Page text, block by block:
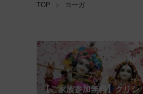
TOP ヨーガ
【ご家族参加無料】ア
【ご家族参加無料】ラ
クシュミー・クベーラ・マ
【ご家族参加無料】ナ
【ご家族参加無料】ヴ
【ご家族参加無料】サ
【ご家族参加無料】クリシ
【ご家族参加無料】ガ
【ご家族参加無料】マ
【ご家族参加無料】マ
第220回グループ・ホ
第221回グループ・ホ